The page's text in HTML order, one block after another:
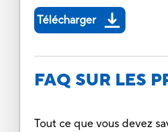
Télécharger
FAQ SUR LES
Tout ce que vous devez